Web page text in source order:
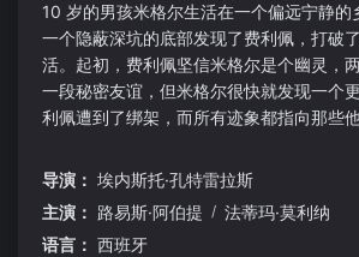
10 岁的男孩米格尔生活在一个偏远宁静的
一个隐蔽深坑的底部发现了费利佩，打破
活。起初，费利佩坚信米格尔是个幽灵，
一段秘密友谊，但米格尔很快就发现一个
利佩遭到了绑架，而所有迹象都指向那些
导演： 埃内斯托·孔特雷拉斯
主演： 路易斯·阿伯提 / 法蒂玛·莫利纳
语言： 西班牙